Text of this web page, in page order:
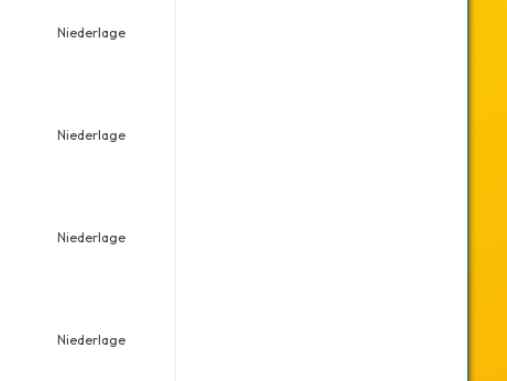
Niederlage
Niederlage
Niederlage
Niederlage